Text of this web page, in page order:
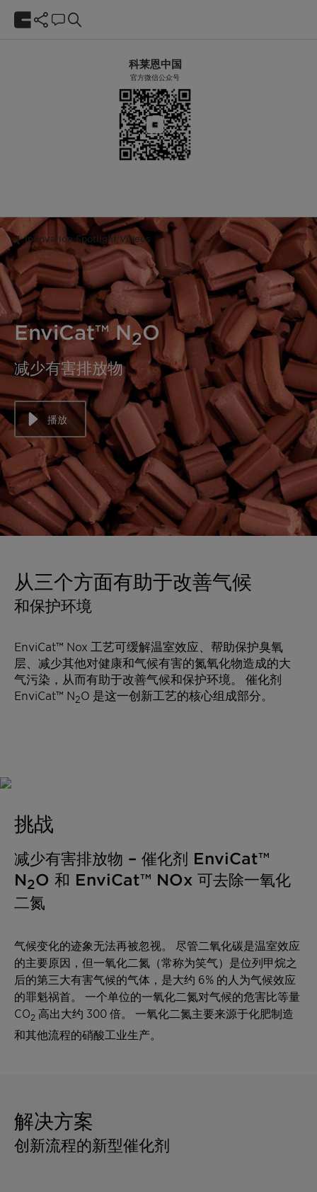
科莱恩中国
官方微信公众号
Innovation Spotlight Videos
EnviCat™ N2O
减少有害排放物
播放
从三个方面有助于改善气候
和保护环境
EnviCat™ Nox 工艺可缓解温室效应、帮助保护臭氧
层、减少其他对健康和气候有害的氮氧化物造成的大
气污染，从而有助于改善气候和保护环境。 催化剂
EnviCat™ N2O 是这一创新工艺的核心组成部分。
挑战
减少有害排放物 – 催化剂 EnviCat™
N2O 和 EnviCat™ NOx 可去除一氧化
二氮
气候变化的迹象无法再被忽视。 尽管二氧化碳是温室效应
的主要原因，但一氧化二氮（常称为笑气）是位列甲烷之
后的第三大有害气候的气体，是大约 6% 的人为气候效应
的罪魁祸首。 一个单位的一氧化二氮对气候的危害比等量
CO2 高出大约 300 倍。 一氧化二氮主要来源于化肥制造
和其他流程的硝酸工业生产。
解决方案
创新流程的新型催化剂